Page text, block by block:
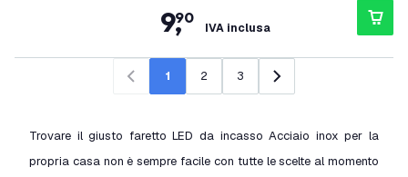
9,
90
IVA inclusa
Precedente
1 2 3 Successivo
Trovare il giusto faretto LED da incasso Acciaio inox per la
propria casa non è sempre facile con tutte le scelte al momento